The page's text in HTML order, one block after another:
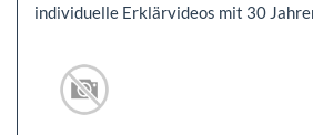
individuelle Erklärvideos mit 30